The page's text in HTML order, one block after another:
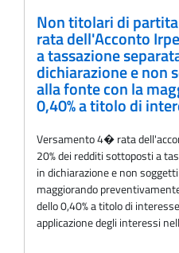
Non titolari di
rata dell'Acconto
a tassazione
dichiarazione e non
alla fonte con la
0,40% a titolo di
Versamento 4� rata
20% dei redditi sottoposti a
in dichiarazione e non
maggiorando
dello 0,40% a titolo di
applicazione degli interessi